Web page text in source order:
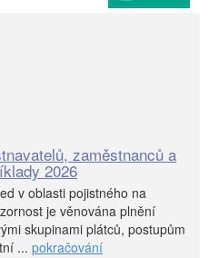
zaměstnanců a
2026
v oblasti pojistného na
je věnována plnění
skupinami plátců, postupům
... pokračování